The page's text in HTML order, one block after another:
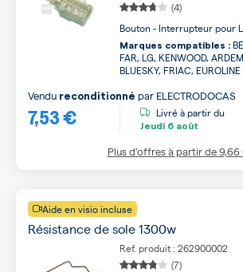
(4)
Bouton - Interrupteur pour
Marques compatibles :
FAR, LG, KENWOOD,
BLUESKY, FRIAC, EUROLINE ...
7,53 €
Vendu reconditionné par ELECTRODOCAS
Livré à partir du
Jeudi 6 août
Plus d’offres à partir de9,66
Aide en visio incluse
Résistance de sole 1300w
Ref. produit : 262900002
(7)